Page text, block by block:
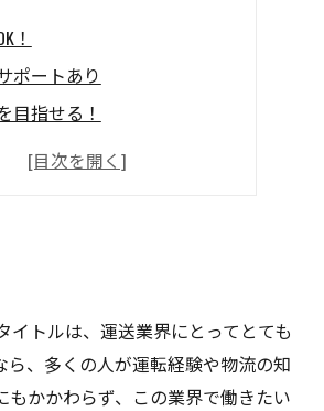
！
ポートあり
目指せる！
イトルは、運送業界にとってとても
ら、多くの人が運転経験や物流の知
もかかわらず、この業界で働きたい